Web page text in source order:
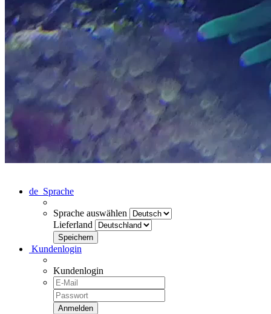
de Sprache
Sprache auswählen
Lieferland
Kundenlogin
Kundenlogin